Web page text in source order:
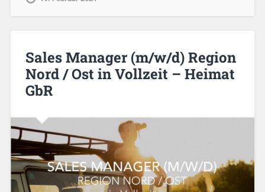
Sales Manager (m/w/d) Region
Nord / Ost in Vollzeit – Heimat
GbR